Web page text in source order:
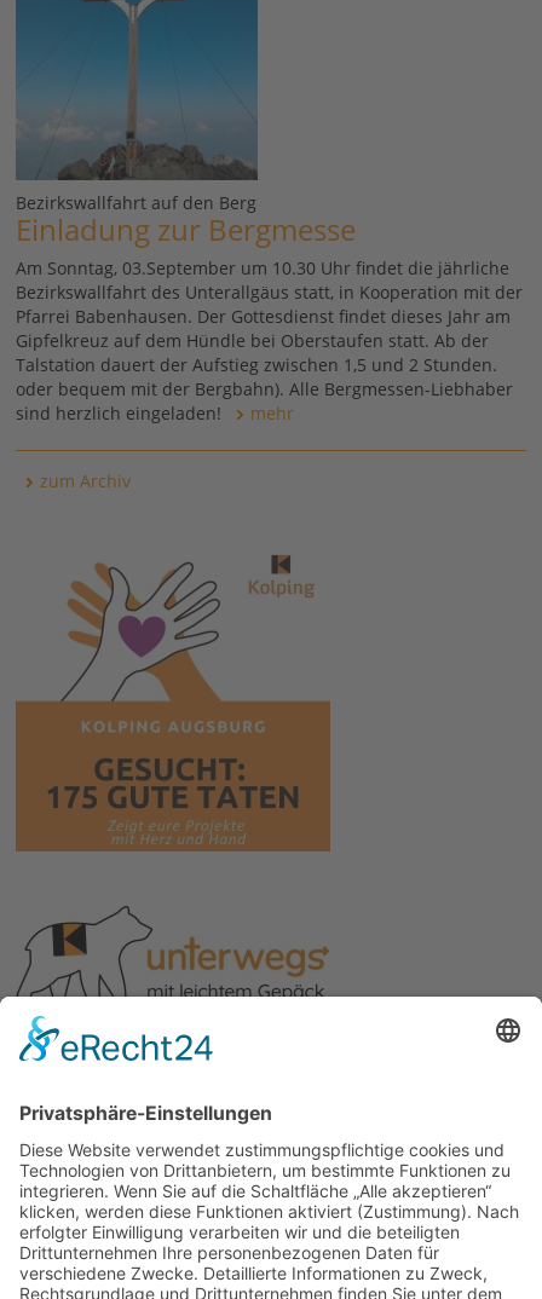
Bezirkswallfahrt auf den Berg
Einladung zur Bergmesse
Am Sonntag, 03.September um 10.30 Uhr findet die jährliche
Bezirkswallfahrt des Unterallgäus statt, in Kooperation mit der
Pfarrei Babenhausen. Der Gottesdienst findet dieses Jahr am
Gipfelkreuz auf dem Hündle bei Oberstaufen statt. Ab der
Talstation dauert der Aufstieg zwischen 1,5 und 2 Stunden.
oder bequem mit der Bergbahn). Alle Bergmessen-Liebhaber
sind herzlich eingeladen!
mehr
zum Archiv